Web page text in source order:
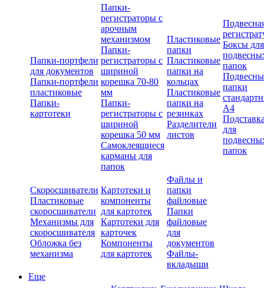
Папки-портфели
для документов
Папки-портфели
пластиковые
Папки-
картотеки
Папки-
регистраторы с
арочным
механизмом
Папки-
регистраторы с
шириной
корешка 70-80
мм
Папки-
регистраторы с
шириной
корешка 50 мм
Самоклеящиеся
карманы для
папок
Пластиковые
папки
Пластиковые
папки на
кольцах
Пластиковые
папки на
резинках
Разделители
листов
Боксы для
папок
папки
А4
для
папок
Скоросшиватели
Пластиковые
скоросшиватели
Механизмы для
скоросшивателя
Обложка без
механизма
Картотеки и
компоненты
для картотек
Картотеки для
карточек
Компоненты
для картотек
Файлы и
папки
файловые
Папки
файловые
для
документов
Файлы-
вкладыши
Еще